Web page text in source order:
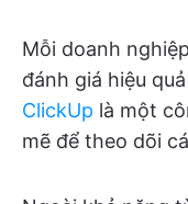
Mỗi doanh
đánh giá hiệu
ClickUp là một
mẽ để theo dõi